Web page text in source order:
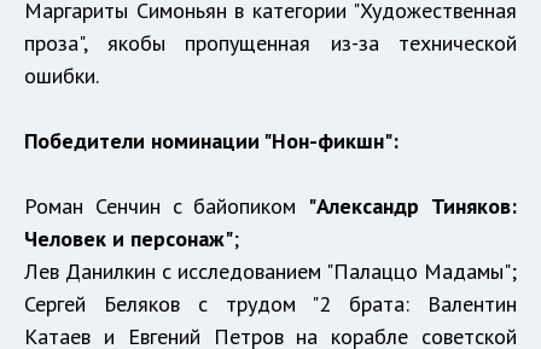
Маргариты Симоньян в категории "Художественная
проза", якобы пропущенная из-за технической
ошибки.
Победители номинации "Нон-фикшн":
Роман Сенчин с байопиком "Александр Тиняков:
Человек и персонаж";
Лев Данилкин с исследованием "Палаццо Мадамы";
Сергей Беляков с трудом "2 брата: Валентин
Катаев и Евгений Петров на корабле советской